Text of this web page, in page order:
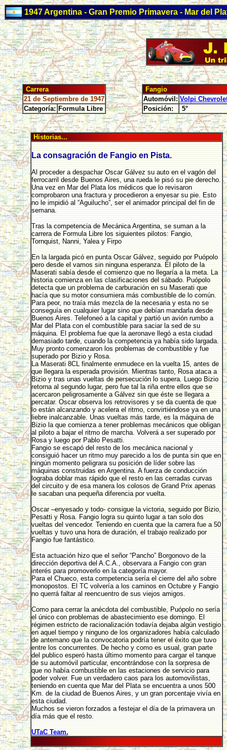
1947 Argentina - Gran Premio Primavera - Mar del
Carrera
21 de Septiembre de 1947
Categoría: Formula Libre
Fangio
Automóvil: Volpi
Posición:
5°
Historias...
La consagración de Fangio en Pista.
Al proceder a despachar Oscar Gálvez su auto en el vagón del
ferrocarril desde Buenos Aires, una rueda le pisó su pie derecho.
Una vez en Mar del Plata los médicos que lo revisaron
comprobaron una fractura y procedieron a enyesar su pie. Esto
no le impidió al “Aguilucho”, ser el animador principal del fin de
semana.
Tras la competencia de Mecánica Argentina, se suman a la
carrera de Formula Libre los siguientes pilotos: Fangio,
Tornquist, Nanni, Yalea y Firpo
En la largada picó en punta Oscar Gálvez, seguido por Puópolo
pero desde el vamos sin ninguna esperanza. El piloto de la
Maserati sabía desde el comienzo que no llegaría a la meta. La
historia comienza en las clasificaciones del sábado. Puópolo
detecta que un problema de carburación en su Maserati que
hacía que su motor consumiera más combustible de lo común.
Para peor, no traía más mezcla de la necesaria y esta no se
conseguía en cualquier lugar sino que debían mandarla desde
Buenos Aires. Telefoneó a la capital y partió un avión rumbo a
Mar del Plata con el combustible para saciar la sed de su
máquina. El problema fue que la aeronave llegó a esta ciudad
demasiado tarde, cuando la competencia ya había sido largada.
Muy pronto comenzaron los problemas de combustible y fue
superado por Bizio y Rosa.
La Maserati 8CL finalmente enmudece en la vuelta 15, antes de
que llegara la esperada provisión. Mientras tanto, Rosa ataca a
Bizio y tras unas vueltas de persecución lo supera. Luego Bizio
retorna al segundo lugar, pero fue tal la riña entre ellos que se
acercaron peligrosamente a Gálvez sin que éste se llegara a
percatar. Oscar observa los retrovisores y se da cuenta de que
lo están alcanzando y acelera el ritmo, convirtiéndose ya en una
liebre inalcanzable. Unas vueltas más tarde, es la máquina de
Bizio la que comienza a tener problemas mecánicos que obligan
al piloto a bajar el ritmo de marcha. Volverá a ser superado por
Rosa y luego por Pablo Pesatti.
Fangio se escapó del resto de los mecánica nacional y
consiguió hacer un ritmo muy parecido a los de punta sin que en
ningún momento peligrara su posición de líder sobre las
máquinas construidas en Argentina. A fuerza de conducción
lograba doblar mas rápido que el resto en las cerradas curvas
del circuito y de esa manera los colosos de Grand Prix apenas
le sacaban una pequeña diferencia por vuelta.
Oscar –enyesado y todo- consigue la victoria, seguido por Bizio,
Pesatti y Rosa. Fangio logra su quinto lugar a tan solo dos
vueltas del vencedor. Teniendo en cuenta que la carrera fue a 50
vueltas y tuvo una hora de duración, el trabajo realizado por
Fangio fue fantástico.
Esta actuación hizo que el señor “Pancho” Borgonovo de la
dirección deportiva del A.C.A., observara a Fangio con gran
interés para promoverlo en la categoría mayor.
Para el Chueco, esta competencia sería el cierre del año sobre
monopostos. El TC volvería a los caminos en Octubre y Fangio
no querrá faltar al reencuentro de sus viejos amigos.
Como para cerrar la anécdota del combustible, Puópolo no sería
el único con problemas de abastecimiento ese domingo. El
régimen estricto de racionalización todavía dejaba algún vestigio
en aquel tiempo y ninguno de los organizadores había calculado
de antemano que la convocatoria podría tener el éxito que tuvo
entre los concurrentes. De hecho y como es usual, gran parte
del publico esperó hasta último momento para cargar el tanque
de su automóvil particular, encontrándose con la sorpresa de
que no había combustible en las estaciones de servicio para
poder volver. Fue un verdadero caos para los automovilistas,
teniendo en cuenta que Mar del Plata se encuentra a unos 500
Km. de la ciudad de Buenos Aires, y un gran porcentaje vivía en
esta ciudad.
Muchos se vieron forzados a festejar el día de la primavera un
día más que el resto.
UTaC Team.